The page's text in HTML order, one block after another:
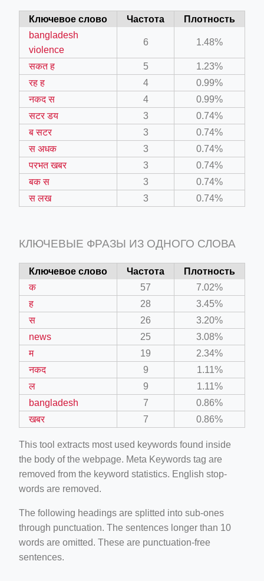
shredder-plant-equipment/scrap-shredder-fabrication
Ключевое слово Частота
Плотность
bangladesh
violence
6 1.48%
सकत ह 5
1.23%
रह ह
4
0.99%
नकद स
4
0.99%
सटर डय
3
0.74%
ब सटर
3
0.74%
स अधक
3
0.74%
परभत खबर
3
0.74%
बक स
3
0.74%
स लख
3 0.74%
КЛЮЧЕВЫЕ ФРАЗЫ ИЗ ОДНОГО СЛОВА
Ключевое слово Частота
Плотность
क
57
7.02%
ह
28
3.45%
स
26
3.20%
news
25
3.08%
म
19
2.34%
नकद
9
1.11%
ल
9
1.11%
bangladesh
7
0.86%
खबर
7 0.86%
This tool extracts most used keywords found inside
the body of the webpage. Meta Keywords tag are
removed from the keyword statistics. English stop-
words are removed.
The following headings are splitted into sub-ones
through punctuation. The sentences longer than 10
words are omitted. These are punctuation-free
sentences.